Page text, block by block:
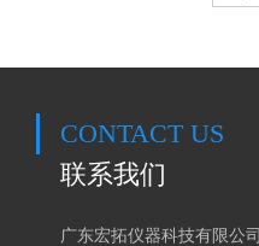
CONTACT US
联系我们
广东宏拓仪器科技有限公司